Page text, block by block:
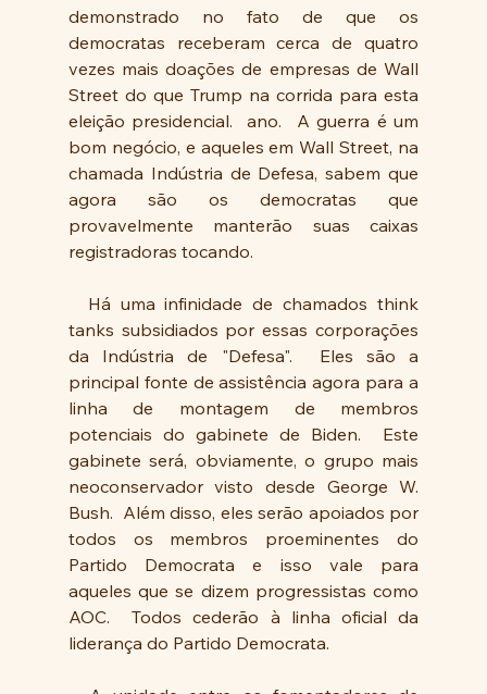
demonstrado no fato de que os
democratas receberam cerca de quatro
vezes mais doações de empresas de Wall
Street do que Trump na corrida para esta
eleição presidencial.  ano.  A guerra é um
bom negócio, e aqueles em Wall Street, na
chamada Indústria de Defesa, sabem que
agora são os democratas que
provavelmente manterão suas caixas
registradoras tocando.
tanks subsidiados por essas corporações
da Indústria de "Defesa".  Eles são a
principal fonte de assistência agora para a
linha de montagem de membros
potenciais do gabinete de Biden.  Este
gabinete será, obviamente, o grupo mais
neoconservador visto desde George W.
Bush.  Além disso, eles serão apoiados por
todos os membros proeminentes do
Partido Democrata e isso vale para
aqueles que se dizem progressistas como
AOC.  Todos cederão à linha oficial da
liderança do Partido Democrata.